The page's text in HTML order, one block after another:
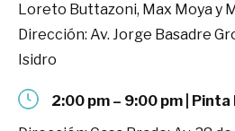
Loreto Buttazoni, Max Moya y
Dirección: Av. Jorge Basadre
Isidro
2:00 pm – 9:00 pm | Pinta